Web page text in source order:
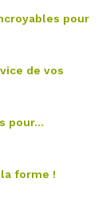
pour
de vos
pour…
forme !